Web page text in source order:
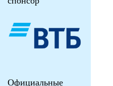
Официальные